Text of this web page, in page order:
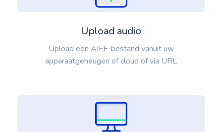
Upload audio
Upload een AIFF-bestand vanuit uw
apparaatgeheugen of cloud of via URL